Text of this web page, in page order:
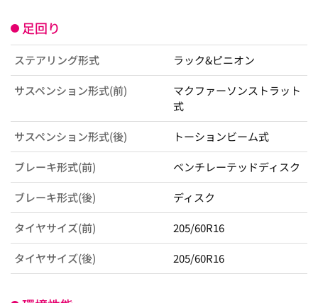
足回り
ステアリング形式 ラック&ピニオン
サスペンション形式(前)
マクファーソンストラット
式
サスペンション形式(後) トーションビーム式
ブレーキ形式(前) ベンチレーテッドディスク
ブレーキ形式(後) ディスク
タイヤサイズ(前) 205/60R16
タイヤサイズ(後) 205/60R16